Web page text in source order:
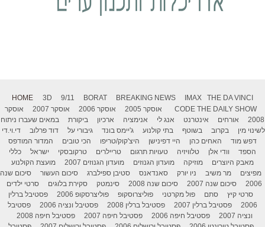
HOME 3D 9/11 BORAT BREAKING NEWS IMAX
THE DA VINCI
CODE THE DAILY SHOW אוסקר 2005 אוסקר 2006 אוסקר 2007
אוסקר
2008
אורחים אינטרנט אנג לי אנימציה ארכיון ביקורת
במאים שעברו ניתוח
לשינוי מין
בקרוב בשוטף בתי קולנוע ג'יימס בונד גיבורי על דוד פרלוב
די.וי.די
דפש מוד
האחים כהן היי דפינישן היצ'קוק/טריפו הכי טובים
המדור המודפס
הספד
וודי אלן טלוויזיה טעויות תרגום טריילרים טרקובסקי ישראל
כללי
מאבק היוצרים
מוזיקה מועדון הגנוזים מועדון הגנוזים 2007
מועצת הקולנוע
מפיצים
מר משיב ניו יורק סאנדאנס סטיבן ספילברג סיכום העשור
סיכום שנה
2006
סיכום שנה 2007 סיכום שנה 2008 סינמטק סקירת בלוגים
סרטי ילדים
סרטי קיץ
סתם פול מקרטני פוליצרוסקופ פוליצרסקופ 2006
פסטיבל ברלין
2006
פסטיבל ברלין 2007 פסטיבל ברלין 2008 פסטיבל ונציה 2006
פסטיבל
ונציה 2007
פסטיבל חיפה 2006 פסטיבל חיפה 2007
פסטיבל חיפה 2008